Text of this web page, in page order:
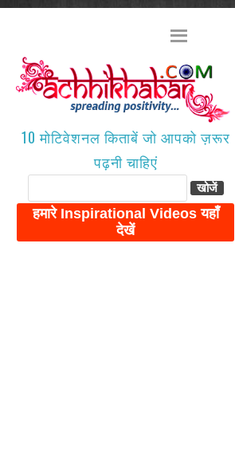
10 मोटिवेशनल किताबें जो आपको ज़रूर
पढ़नी चाहिएं